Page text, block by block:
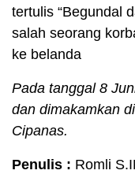
tertulis “Begundal
salah seorang
ke belanda
Pada tanggal 8
dan dimakamkan
Cipanas.
Penulis : Romli